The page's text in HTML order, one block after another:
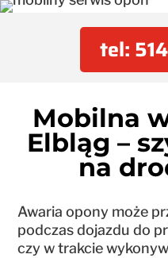
tel:
Mobilna
Elbląg –
na
Awaria opony może
podczas dojazdu do
czy w trakcie